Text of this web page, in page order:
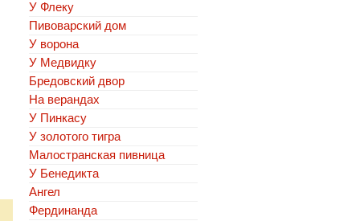
У Флеку
Пивоварский дом
У ворона
У Медвидку
Бредовский двор
На верандах
У Пинкасу
У золотого тигра
Малостранская пивница
У Бенедикта
Ангел
Фердинанда